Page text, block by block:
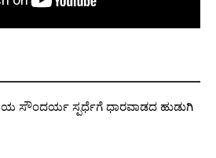
ಸೌಂದರ್ಯ ಸ್ಪರ್ಧೆಗೆ ಧಾರವಾಡದ ಹುಡುಗಿ